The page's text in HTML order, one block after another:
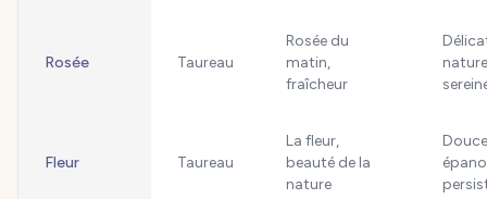
Rosée Taureau
Rosée du
matin,
fraîcheur
Fleur Taureau
La fleur,
beauté de la
nature